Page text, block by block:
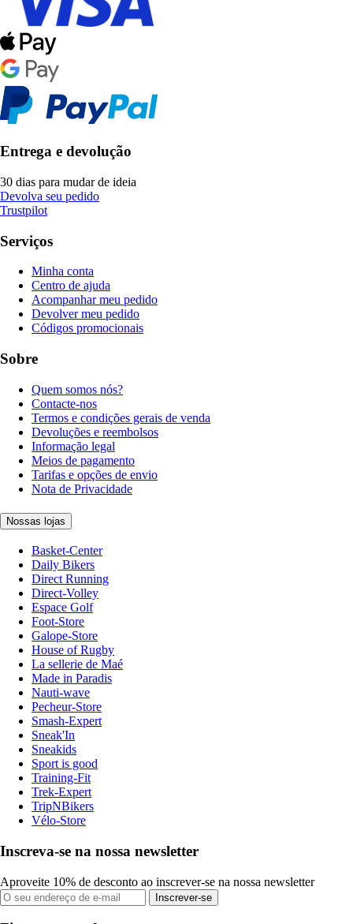
Entrega e devolução
30 dias para mudar de ideia
Devolva seu pedido
Trustpilot
Serviços
Minha conta
Centro de ajuda
Acompanhar meu pedido
Devolver meu pedido
Códigos promocionais
Sobre
Quem somos nós?
Contacte-nos
Termos e condições gerais de venda
Devoluções e reembolsos
Informação legal
Meios de pagamento
Tarifas e opções de envio
Nota de Privacidade
Nossas lojas
Basket-Center
Daily Bikers
Direct Running
Direct-Volley
Espace Golf
Foot-Store
Galope-Store
House of Rugby
La sellerie de Maé
Made in Paradis
Nauti-wave
Pecheur-Store
Smash-Expert
Sneak'In
Sneakids
Sport is good
Training-Fit
Trek-Expert
TripNBikers
Vélo-Store
Inscreva-se na nossa newsletter
Aproveite 10% de desconto ao inscrever-se na nossa newsletter
Inscrever-se